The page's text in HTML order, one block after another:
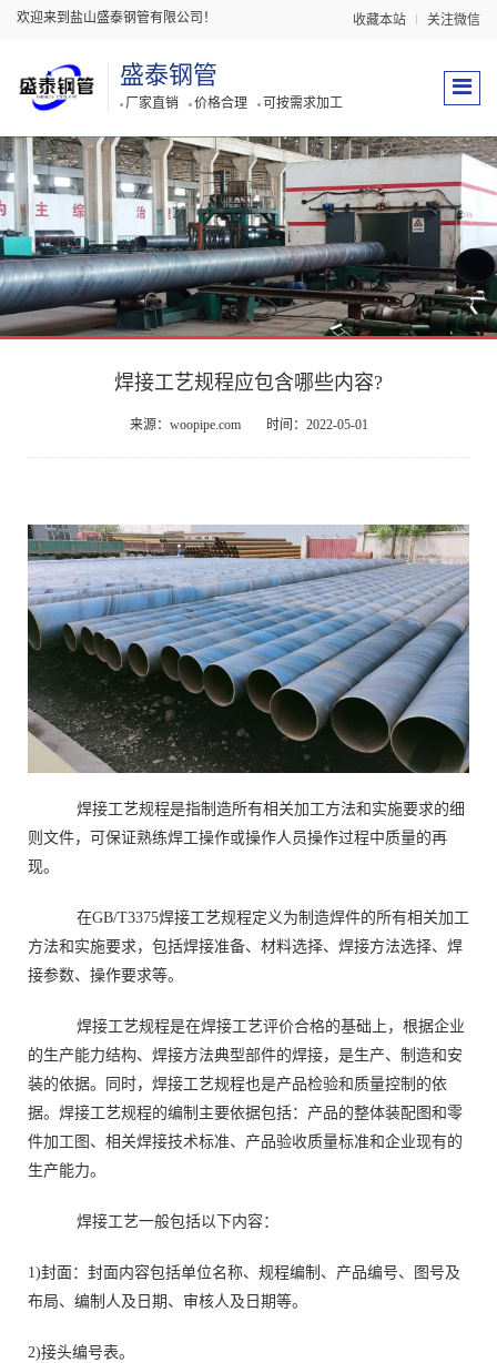
欢迎来到盐山盛泰钢管有限公司！ 收藏本站 关注微信
盛泰钢管
厂家直销 价格合理 可按需求加工
焊接工艺规程应包含哪些内容?
来源：woopipe.com 时间：2022-05-01
焊接工艺规程是指制造所有相关加工方法和实施要求的细
则文件，可保证熟练焊工操作或操作人员操作过程中质量的再
现。
在GB/T3375焊接工艺规程定义为制造焊件的所有相关加工
方法和实施要求，包括焊接准备、材料选择、焊接方法选择、焊
接参数、操作要求等。
焊接工艺规程是在焊接工艺评价合格的基础上，根据企业
的生产能力结构、焊接方法典型部件的焊接，是生产、制造和安
装的依据。同时，焊接工艺规程也是产品检验和质量控制的依
据。焊接工艺规程的编制主要依据包括：产品的整体装配图和零
件加工图、相关焊接技术标准、产品验收质量标准和企业现有的
生产能力。
焊接工艺一般包括以下内容：
1)封面：封面内容包括单位名称、规程编制、产品编号、图号及
布局、编制人及日期、审核人及日期等。
2)接头编号表。